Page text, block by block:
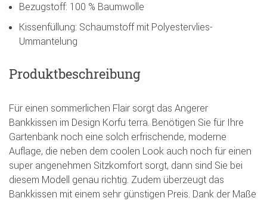
Bezugstoff: 100 % Baumwolle
Kissenfüllung: Schaumstoff mit Polyestervlies-
Ummantelung
Produktbeschreibung
Für einen sommerlichen Flair sorgt das Angerer
Bankkissen im Design Korfu terra. Benötigen Sie für Ihre
Gartenbank noch eine solch erfrischende, moderne
Auflage, die neben dem coolen Look auch noch für einen
super angenehmen Sitzkomfort sorgt, dann sind Sie bei
diesem Modell genau richtig. Zudem überzeugt das
Bankkissen mit einem sehr günstigen Preis. Dank der Maße